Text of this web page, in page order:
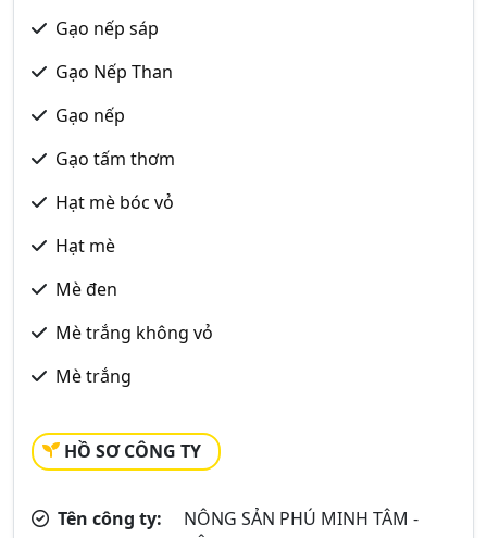
Gạo nếp sáp
Gạo Nếp Than
Gạo nếp
Gạo tấm thơm
Hạt mè bóc vỏ
Hạt mè
Mè đen
Mè trắng không vỏ
Mè trắng
HỒ SƠ CÔNG TY
Tên công ty:
NÔNG SẢN PHÚ MINH TÂM -